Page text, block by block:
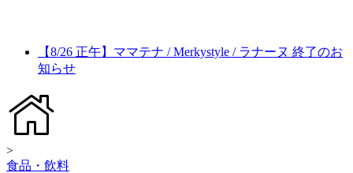
【8/26 正午】ママテナ / Merkystyle / ラナーヌ 終了のお
知らせ
>
食品・飲料